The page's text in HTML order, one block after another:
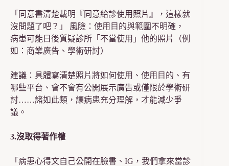
「同意書清楚載明『同意給診使用照片』，這樣就
沒問題了吧？」 風險：使用目的與範圍不明確，
病患可能日後質疑診所「不當使用」他的照片（例
如：商業廣告、學術研討）
建議：具體寫清楚照片將如何使用、使用目的、有
哪些平台、會不會有公開展示廣告或僅限於學術研
討……諸如此類，讓病患充分理解，才能減少爭
議。
3.沒取得著作權
「病患心得文自己公開在臉書、IG，我們拿來當診